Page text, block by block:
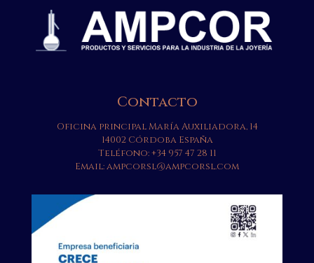
Contacto
Oficina principal María Auxiliadora, 14
14002 Córdoba España
Teléfono:+34 957 47 28 11
Email:ampcorsl@ampcorsl.com